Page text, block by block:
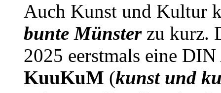
Auch Kunst und Kultur
bunte Münsterzu kurz.
2025 eerstmals eine
KuuKuM (kunst und